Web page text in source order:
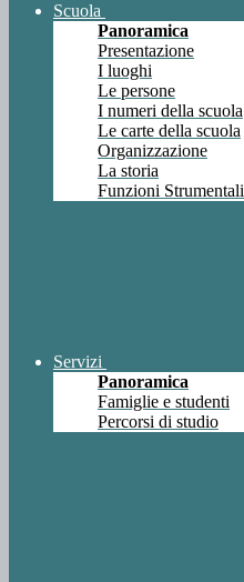
Scuola
Panoramica
Presentazione
I luoghi
Le persone
I numeri della scuola
Le carte della scuola
Organizzazione
La storia
Funzioni Strumentali
Servizi
Panoramica
Famiglie e studenti
Percorsi di studio